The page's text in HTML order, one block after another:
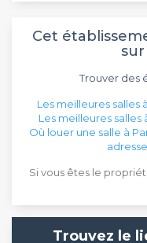
Cet
Trouver des
Les meilleures salles
Les meilleures salles
Où louer une salle à
Si vous êtes le
Trouvez le